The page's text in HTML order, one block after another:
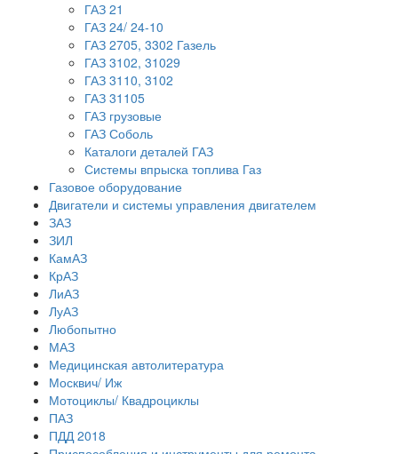
ГАЗ 21
ГАЗ 24/ 24-10
ГАЗ 2705, 3302 Газель
ГАЗ 3102, 31029
ГАЗ 3110, 3102
ГАЗ 31105
ГАЗ грузовые
ГАЗ Соболь
Каталоги деталей ГАЗ
Системы впрыска топлива Газ
Газовое оборудование
Двигатели и системы управления двигателем
ЗАЗ
ЗИЛ
КамАЗ
КрАЗ
ЛиАЗ
ЛуАЗ
Любопытно
МАЗ
Медицинская автолитература
Москвич/ Иж
Мотоциклы/ Квадроциклы
ПАЗ
ПДД 2018